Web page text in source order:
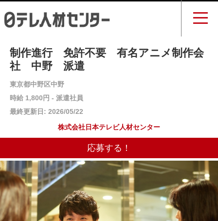
制作進行 免許不要 有名アニメ制作会
社 中野 派遣
東京都中野区中野
時給 1,800円 - 派遣社員
最終更新日: 2026/05/22
株式会社日本テレビ人材センター
応募する！